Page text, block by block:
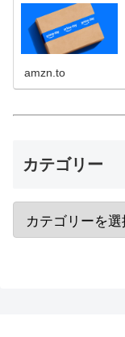
amzn.to
カテゴリー